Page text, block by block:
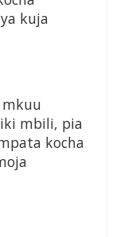
kuja
mkuu
mbili, pia
kocha